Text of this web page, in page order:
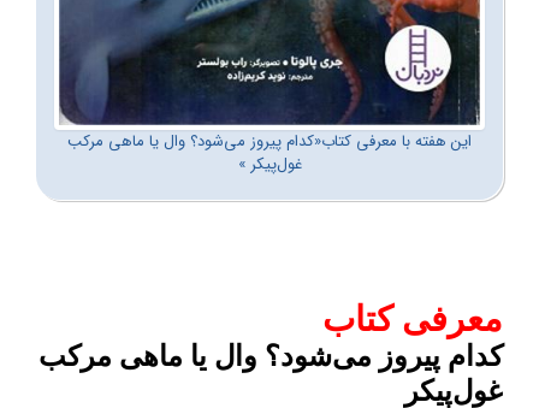
این هفته با معرفی کتاب«کدام پیروز می‌شود؟ وال یا ماهی مرکب
غول‌پیکر »
معرفی کتاب
کدام پیروز می‌شود؟ وال یا ماهی مرکب
غول‌پیکر